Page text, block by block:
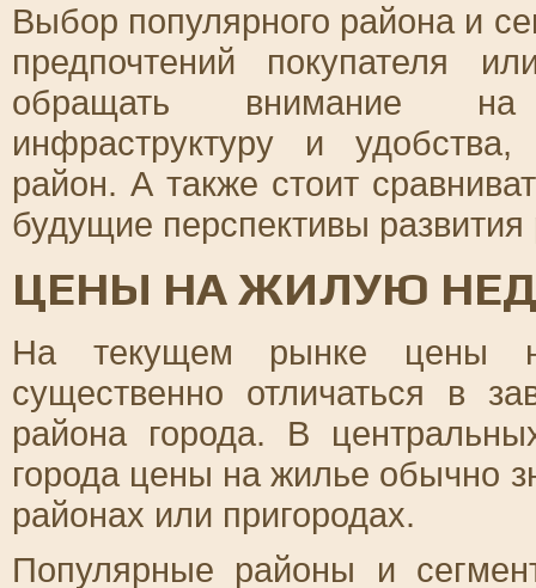
Выбор популярного района и
предпочтений покупателя
обращать внимание на
инфраструктуру и
район. А также стоит
будущие перспективы
ЦЕНЫ НА ЖИЛУЮ
На текущем рынке цены
существенно отличаться в
района города. В
города цены на жилье обычно
районах или пригородах.
Популярные районы и